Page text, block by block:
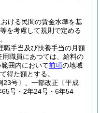
ける民間の賃金水準を基
を考慮して規則で定める
職手当及び扶養手当の月額
職員にあつては、給料の
囲内において前項の地域
得た額とする。
23号〕、一部改正〔平成
号・2年24号・6年54